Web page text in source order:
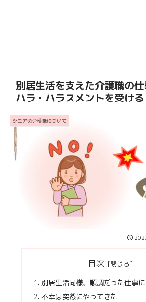
別居生活を支えた介護職の
ハラ・ハラスメントを受ける
シニアの介護職について
目次
別居生活同様、順調だった仕事に
不幸は突然にやってきた